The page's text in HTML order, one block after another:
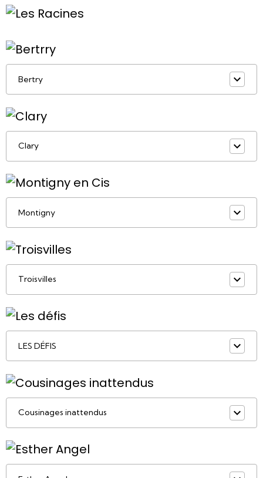
Bertry
Clary
Montigny
Troisvilles
LES DÉFIS
Cousinages inattendus